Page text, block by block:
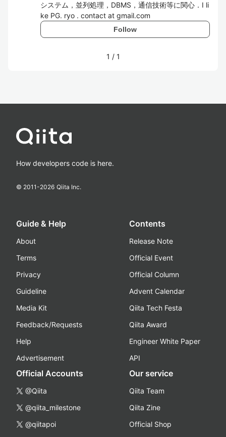
システム，並列処理，DBMS，通信技術等に関心．I li
ke PG. ryo . contact at gmail.com
Follow
1 / 1
How developers code is here.
© 2011-2026 Qiita Inc.
Guide & Help
About
Terms
Privacy
Guideline
Media Kit
Feedback/Requests
Help
Advertisement
Contents
Release Note
Official Event
Official Column
Advent Calendar
Qiita Tech Festa
Qiita Award
Engineer White Paper
API
Official Accounts
@Qiita
@qiita_milestone
@qiitapoi
Our service
Qiita Team
Qiita Zine
Official Shop